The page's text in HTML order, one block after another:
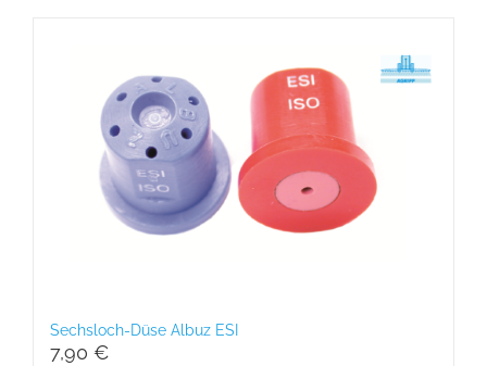
Sechsloch-Düse Albuz ESI
7,90 €